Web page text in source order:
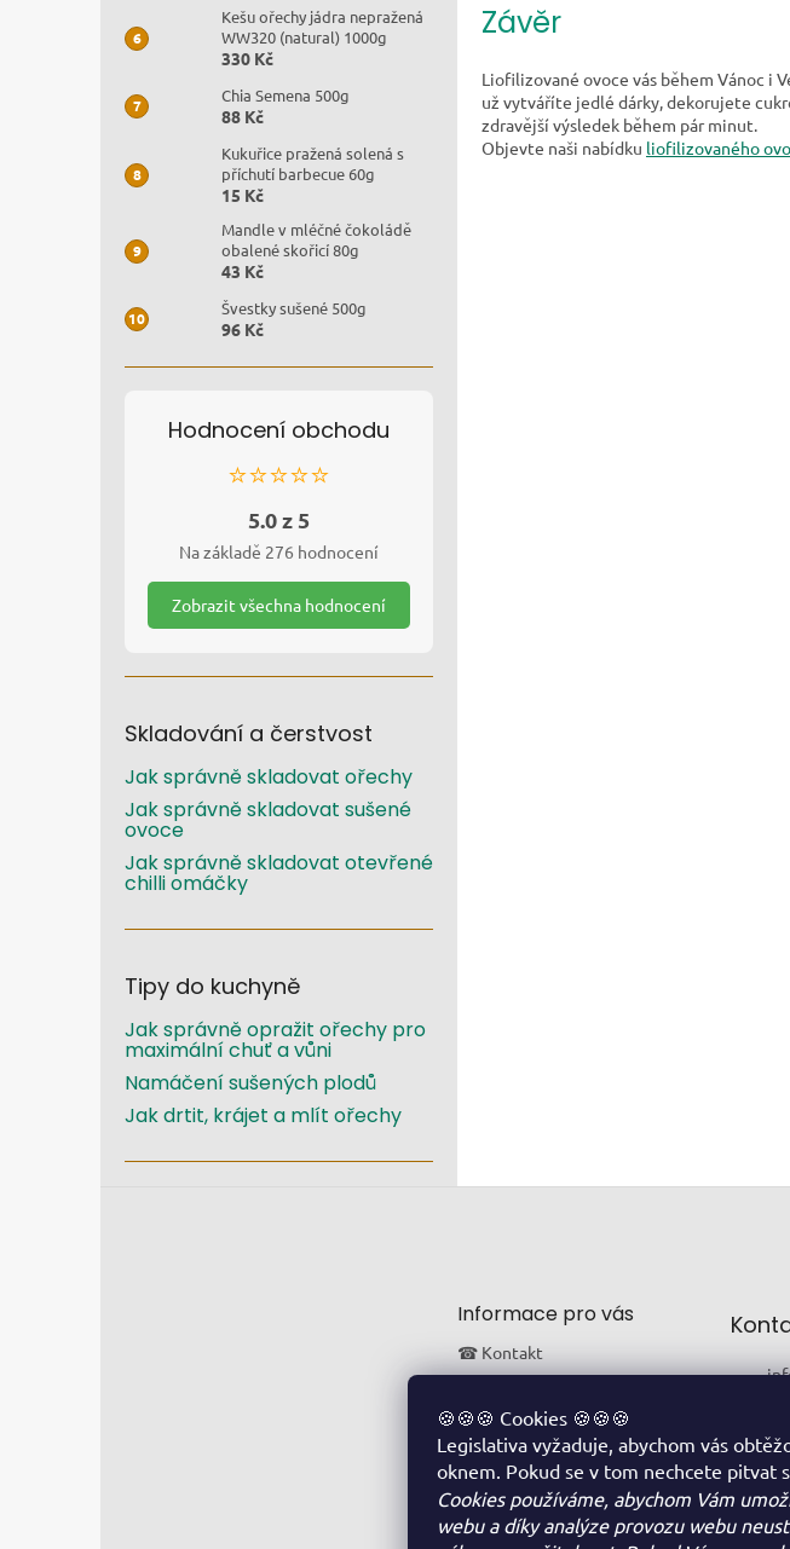
🍪🍪🍪 Cookies 🍪🍪🍪
Legislativa vyžaduje, abychom vás
oknem. Pokud se v tom nechcete pitvat
Cookies používáme, abychom Vám
webu a díky analýze provozu webu
Kešu ořechy jádra nepražená
WW320 (natural) 1000g
330 Kč
Chia Semena 500g
88 Kč
Kukuřice pražená solená s
příchutí barbecue 60g
15 Kč
Mandle v mléčné čokoládě
obalené skořicí 80g
43 Kč
Švestky sušené 500g
96 Kč
Hodnocení obchodu
⭐⭐⭐⭐⭐
5.0 z 5
Na základě 276 hodnocení
Zobrazit všechna hodnocení
Skladování a čerstvost
Jak správně skladovat ořechy
Jak správně skladovat sušené
ovoce
Jak správně skladovat otevřené
chilli omáčky
Tipy do kuchyně
Jak správně opražit ořechy pro
maximální chuť a vůni
Namáčení sušených plodů
Jak drtit, krájet a mlít ořechy
Závěr
Liofilizované ovoce vás během Vánoc i
už vytváříte jedlé dárky, dekorujete
zdravější výsledek během pár minut.
Objevte naši nabídku liofilizovaného
Informace pro vás
☎ Kontakt
🯄 FAQ
⛟ Doprava
💳 Platba
🗒 Obchodní podmínky
⭐Hodnocení obchodu